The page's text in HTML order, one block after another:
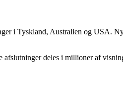
i Tyskland, Australien og USA.
afslutninger deles i millioner af